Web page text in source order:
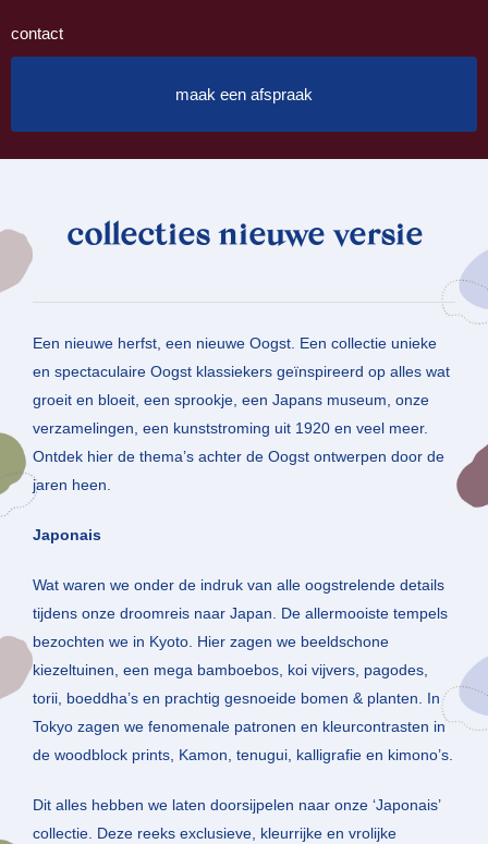
contact
maak een afspraak
collecties nieuwe versie
Een nieuwe herfst, een nieuwe Oogst. Een collectie unieke
en spectaculaire Oogst klassiekers geïnspireerd op alles wat
groeit en bloeit, een sprookje, een Japans museum, onze
verzamelingen, een kunststroming uit 1920 en veel meer.
Ontdek hier de thema’s achter de Oogst ontwerpen door de
jaren heen.
Japonais
Wat waren we onder de indruk van alle oogstrelende details
tijdens onze droomreis naar Japan. De allermooiste tempels
bezochten we in Kyoto. Hier zagen we beeldschone
kiezeltuinen, een mega bamboebos, koi vijvers, pagodes,
torii, boeddha’s en prachtig gesnoeide bomen & planten. In
Tokyo zagen we fenomenale patronen en kleurcontrasten in
de woodblock prints, Kamon, tenugui, kalligrafie en kimono’s.
Dit alles hebben we laten doorsijpelen naar onze ‘Japonais’
collectie. Deze reeks exclusieve, kleurrijke en vrolijke